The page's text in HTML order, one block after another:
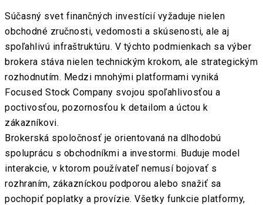
Súčasný svet finančných investícií vyžaduje nielen
obchodné zručnosti, vedomosti a skúsenosti, ale aj
spoľahlivú infraštruktúru. V týchto podmienkach sa výber
brokera stáva nielen technickým krokom, ale strategickým
rozhodnutím. Medzi mnohými platformami vyniká
Focused Stock Company svojou spoľahlivosťou a
poctivosťou, pozornosťou k detailom a úctou k
zákazníkovi.
Brokerská spoločnosť je orientovaná na dlhodobú
spoluprácu s obchodníkmi a investormi. Buduje model
interakcie, v ktorom používateľ nemusí bojovať s
rozhraním, zákazníckou podporou alebo snažiť sa
pochopiť poplatky a provízie. Všetky funkcie platformy,